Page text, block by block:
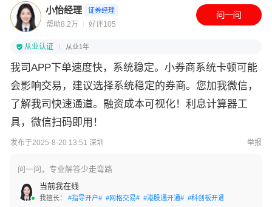
小怡经理 证券经理
帮助8.2万 好评105
从业认证 从业1年
我司APP下单速度快，系统稳定。小券商系统卡顿可能
会影响交易，建议选择系统稳定的券商。您加我微信，
了解我司快速通道。融资成本可视化！利息计算器工
具，微信扫码即用！
发布于2025-8-20 13:51 深圳 举报
问一问，专业解答少走弯路
当前我在线
我擅长： #指导开户# #网格交易# #港股通开通# #科创板开通#